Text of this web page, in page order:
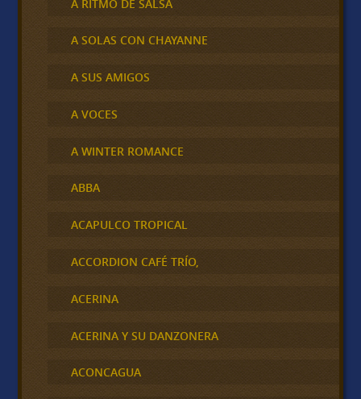
A RITMO DE SALSA
A SOLAS CON CHAYANNE
A SUS AMIGOS
A VOCES
A WINTER ROMANCE
ABBA
ACAPULCO TROPICAL
ACCORDION CAFÉ TRÍO,
ACERINA
ACERINA Y SU DANZONERA
ACONCAGUA